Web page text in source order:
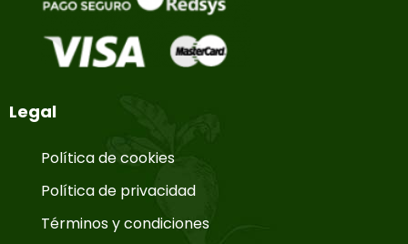
Legal
Política de cookies
Política de privacidad
Términos y condiciones